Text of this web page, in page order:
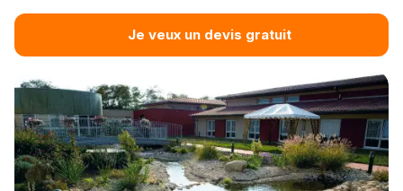
Je veux un devis gratuit